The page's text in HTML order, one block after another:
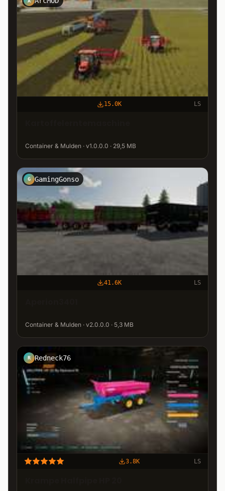
15.0K LS
Container & Mulden · v1.0.0.0 · 29,5 MB
G GamingGonso
41.6K LS
Container & Mulden · v2.0.0.0 · 5,3 MB
R Redneck76
3.8K LS